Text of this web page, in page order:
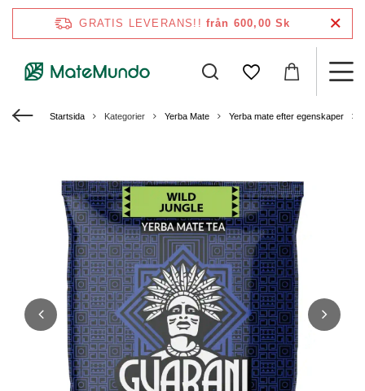
GRATIS LEVERANS!! från 600,00 Sk
Startsida Kategorier Yerba Mate Yerba mate efter egenskaper